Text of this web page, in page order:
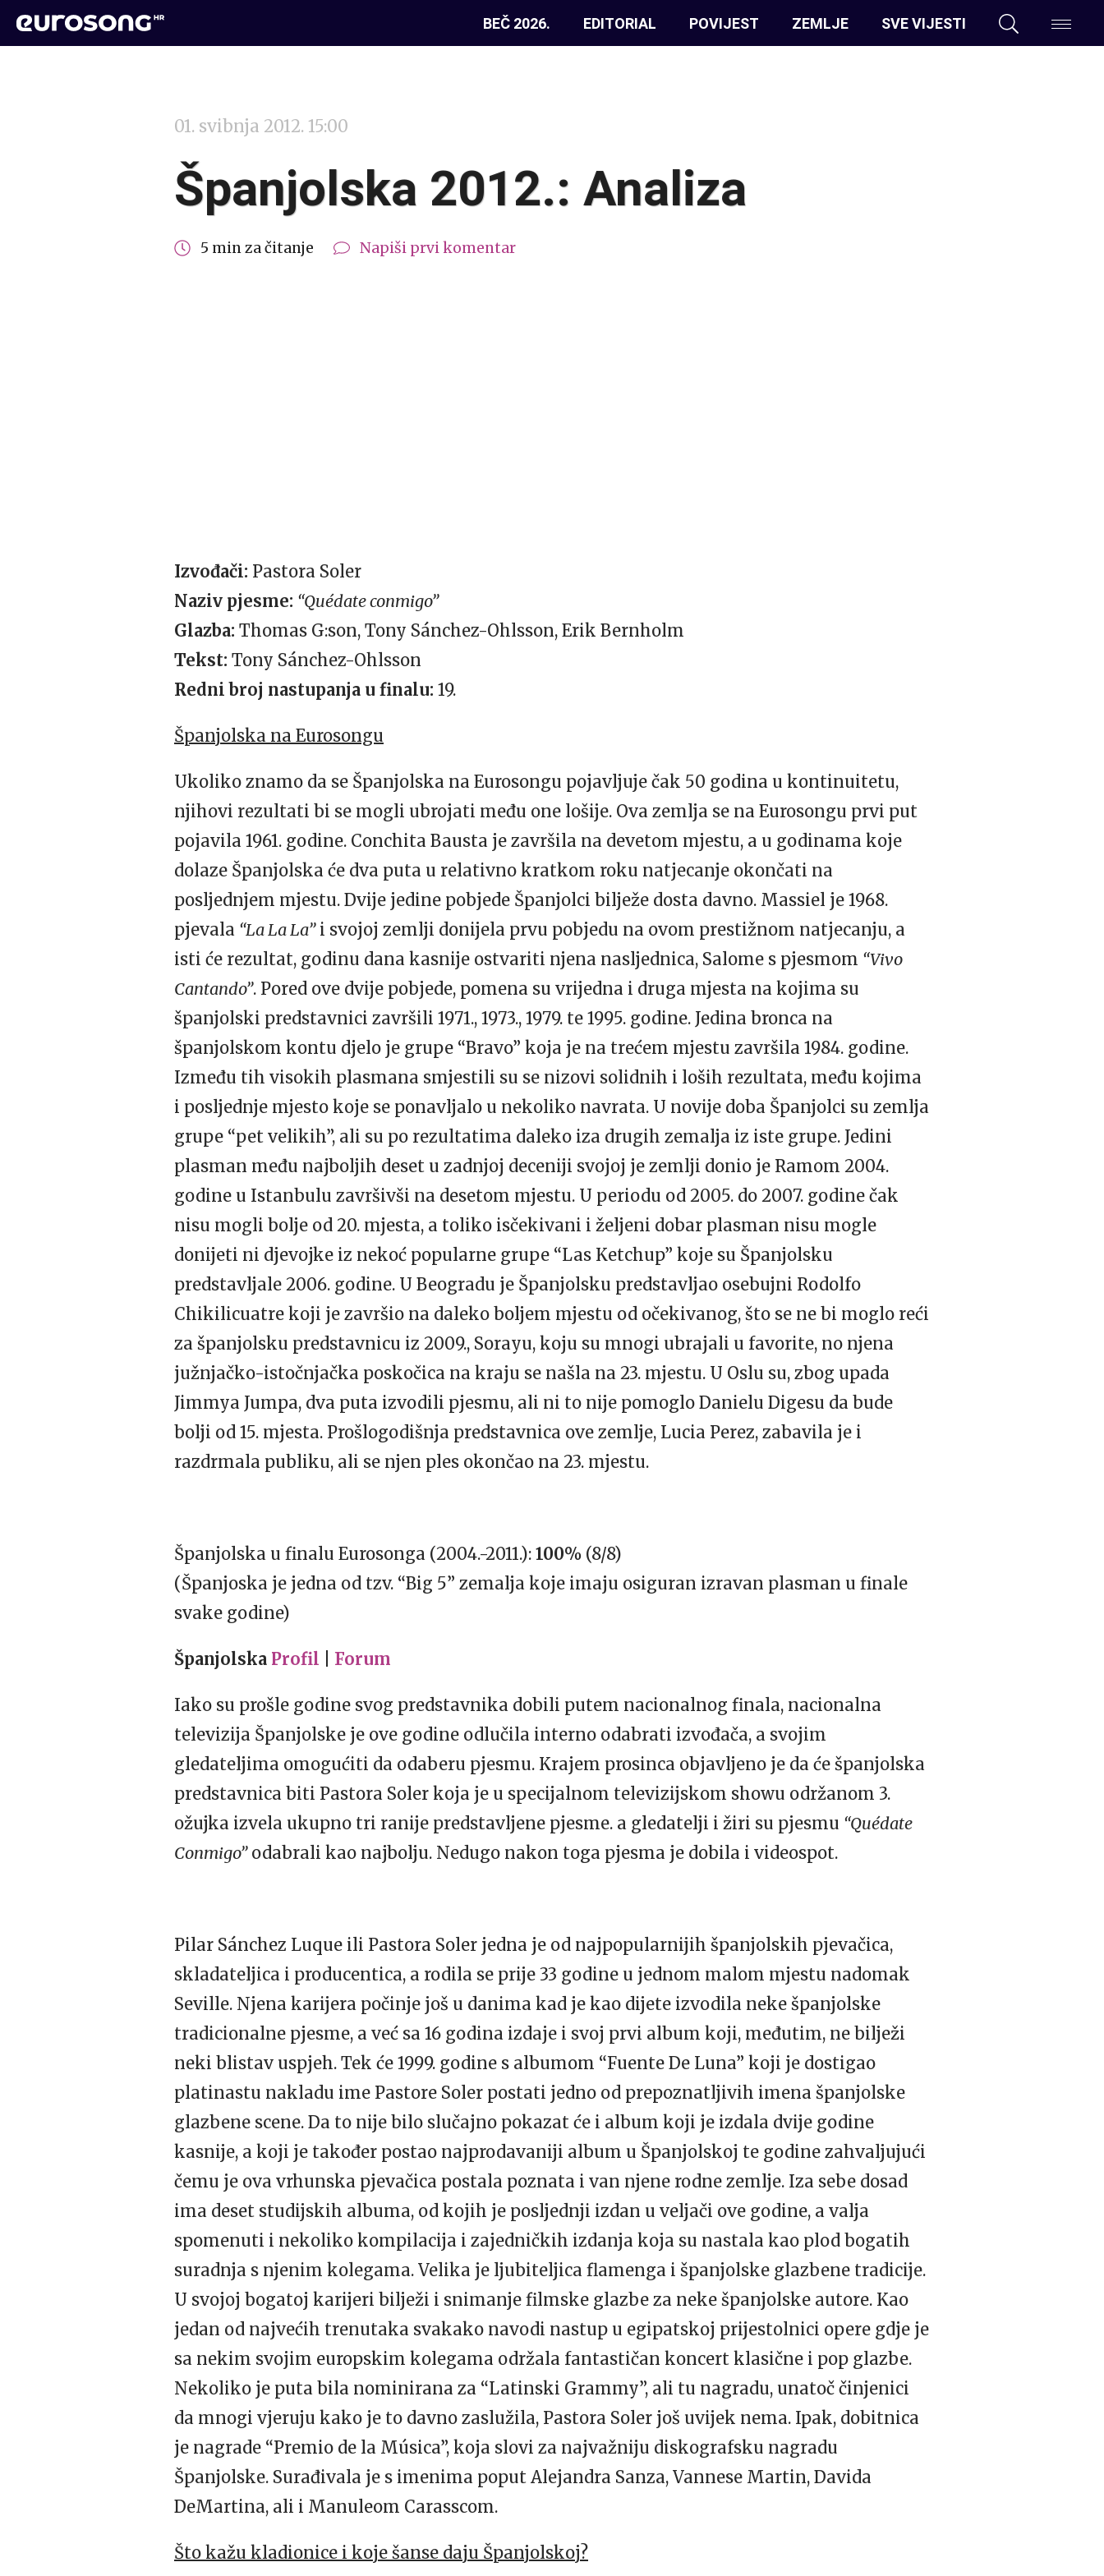
BEČ 2026. EDITORIAL POVIJEST ZEMLJE SVE VIJESTI
01. svibnja 2012. 15:00
Španjolska 2012.: Analiza
5 min za čitanje Napiši prvi komentar
Izvođači: Pastora Soler
Naziv pjesme: “Quédate conmigo”
Glazba: Thomas G:son, Tony Sánchez-Ohlsson, Erik Bernholm
Tekst: Tony Sánchez-Ohlsson
Redni broj nastupanja u finalu: 19.
Španjolska na Eurosongu
Ukoliko znamo da se Španjolska na Eurosongu pojavljuje čak 50 godina u kontinuitetu,
njihovi rezultati bi se mogli ubrojati među one lošije. Ova zemlja se na Eurosongu prvi put
pojavila 1961. godine. Conchita Bausta je završila na devetom mjestu, a u godinama koje
dolaze Španjolska će dva puta u relativno kratkom roku natjecanje okončati na
posljednjem mjestu. Dvije jedine pobjede Španjolci bilježe dosta davno. Massiel je 1968.
pjevala “La La La”i svojoj zemlji donijela prvu pobjedu na ovom prestižnom natjecanju, a
isti će rezultat, godinu dana kasnije ostvariti njena nasljednica, Salome s pjesmom “Vivo
Cantando”. Pored ove dvije pobjede, pomena su vrijedna i druga mjesta na kojima su
španjolski predstavnici završili 1971., 1973., 1979. te 1995. godine. Jedina bronca na
španjolskom kontu djelo je grupe “Bravo” koja je na trećem mjestu završila 1984. godine.
Između tih visokih plasmana smjestili su se nizovi solidnih i loših rezultata, među kojima
i posljednje mjesto koje se ponavljalo u nekoliko navrata. U novije doba Španjolci su zemlja
grupe “pet velikih”, ali su po rezultatima daleko iza drugih zemalja iz iste grupe. Jedini
plasman među najboljih deset u zadnjoj deceniji svojoj je zemlji donio je Ramom 2004.
godine u Istanbulu završivši na desetom mjestu. U periodu od 2005. do 2007. godine čak
nisu mogli bolje od 20. mjesta, a toliko isčekivani i željeni dobar plasman nisu mogle
donijeti ni djevojke iz nekoć popularne grupe “Las Ketchup” koje su Španjolsku
predstavljale 2006. godine. U Beogradu je Španjolsku predstavljao osebujni Rodolfo
Chikilicuatre koji je završio na daleko boljem mjestu od očekivanog, što se ne bi moglo reći
za španjolsku predstavnicu iz 2009., Sorayu, koju su mnogi ubrajali u favorite, no njena
južnjačko-istočnjačka poskočica na kraju se našla na 23. mjestu. U Oslu su, zbog upada
Jimmya Jumpa, dva puta izvodili pjesmu, ali ni to nije pomoglo Danielu Digesu da bude
bolji od 15. mjesta. Prošlogodišnja predstavnica ove zemlje, Lucia Perez, zabavila je i
razdrmala publiku, ali se njen ples okončao na 23. mjestu.
Španjolska u finalu Eurosonga (2004.-2011.): 100% (8/8)
(Španjoska je jedna od tzv. “Big 5” zemalja koje imaju osiguran izravan plasman u finale
svake godine)
Španjolska Profil Forum
Iako su prošle godine svog predstavnika dobili putem nacionalnog finala, nacionalna
televizija Španjolske je ove godine odlučila interno odabrati izvođača, a svojim
gledateljima omogućiti da odaberu pjesmu. Krajem prosinca objavljeno je da će španjolska
predstavnica biti Pastora Soler koja je u specijalnom televizijskom showu održanom 3.
ožujka izvela ukupno tri ranije predstavljene pjesme. a gledatelji i žiri su pjesmu “Quédate
Conmigo”odabrali kao najbolju. Nedugo nakon toga pjesma je dobila i videospot.
Pilar Sánchez Luque ili Pastora Soler jedna je od najpopularnijih španjolskih pjevačica,
skladateljica i producentica, a rodila se prije 33 godine u jednom malom mjestu nadomak
Seville. Njena karijera počinje još u danima kad je kao dijete izvodila neke španjolske
tradicionalne pjesme, a već sa 16 godina izdaje i svoj prvi album koji, međutim, ne bilježi
neki blistav uspjeh. Tek će 1999. godine s albumom “Fuente De Luna” koji je dostigao
platinastu nakladu ime Pastore Soler postati jedno od prepoznatljivih imena španjolske
glazbene scene. Da to nije bilo slučajno pokazat će i album koji je izdala dvije godine
kasnije, a koji je također postao najprodavaniji album u Španjolskoj te godine zahvaljujući
čemu je ova vrhunska pjevačica postala poznata i van njene rodne zemlje. Iza sebe dosad
ima deset studijskih albuma, od kojih je posljednji izdan u veljači ove godine, a valja
spomenuti i nekoliko kompilacija i zajedničkih izdanja koja su nastala kao plod bogatih
suradnja s njenim kolegama. Velika je ljubiteljica flamenga i španjolske glazbene tradicije.
U svojoj bogatoj karijeri bilježi i snimanje filmske glazbe za neke španjolske autore. Kao
jedan od najvećih trenutaka svakako navodi nastup u egipatskoj prijestolnici opere gdje je
sa nekim svojim europskim kolegama održala fantastičan koncert klasične i pop glazbe.
Nekoliko je puta bila nominirana za “Latinski Grammy”, ali tu nagradu, unatoč činjenici
da mnogi vjeruju kako je to davno zaslužila, Pastora Soler još uvijek nema. Ipak, dobitnica
je nagrade “Premio de la Música”, koja slovi za najvažniju diskografsku nagradu
Španjolske. Surađivala je s imenima poput Alejandra Sanza, Vannese Martin, Davida
DeMartina, ali i Manuleom Carasscom.
Što kažu kladionice i koje šanse daju Španjolskoj?